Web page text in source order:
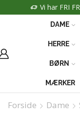
Vi har FRI
DAME
HERRE
BØRN
MÆRKER
Forside Dame